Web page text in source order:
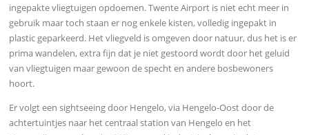
ingepakte vliegtuigen opdoemen. Twente Airport is niet echt meer in
gebruik maar toch staan er nog enkele kisten, volledig ingepakt in
plastic geparkeerd. Het vliegveld is omgeven door natuur, dus het is er
prima wandelen, extra fijn dat je niet gestoord wordt door het geluid
van vliegtuigen maar gewoon de specht en andere bosbewoners
hoort.
Er volgt een sightseeing door Hengelo, via Hengelo-Oost door de
achtertuintjes naar het centraal station van Hengelo en het